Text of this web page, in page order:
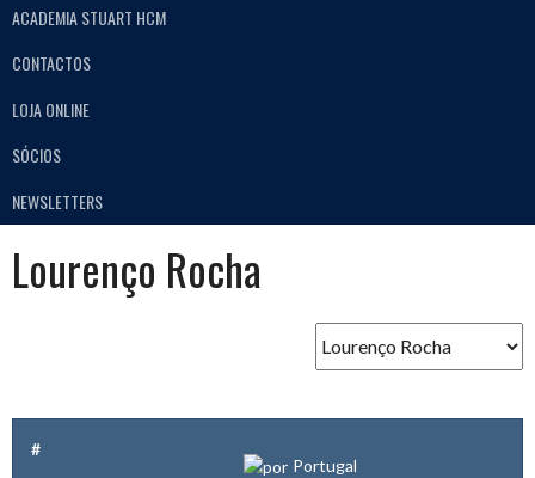
ACADEMIA STUART HCM
CONTACTOS
LOJA ONLINE
SÓCIOS
NEWSLETTERS
Lourenço Rocha
#
Portugal